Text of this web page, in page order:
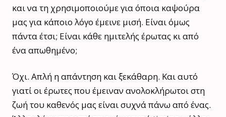
και να τη χρησιμοποιούμε για όποια καψούρα
μας για κάποιο λόγο έμεινε μισή. Είναι όμως
πάντα έτσι; Είναι κάθε ημιτελής έρωτας κι από
ένα απωθημένο;
Όχι. Απλή η απάντηση και ξεκάθαρη. Και αυτό
γιατί οι έρωτες που έμειναν ανολοκλήρωτοι στη
ζωή του καθενός μας είναι συχνά πάνω από ένας.